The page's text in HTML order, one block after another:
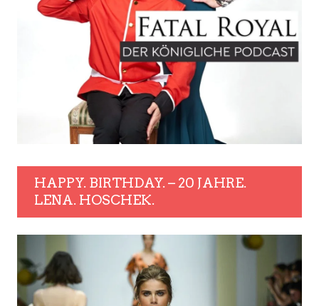
HAPPY. BIRTHDAY. – 20 JAHRE.
LENA. HOSCHEK.